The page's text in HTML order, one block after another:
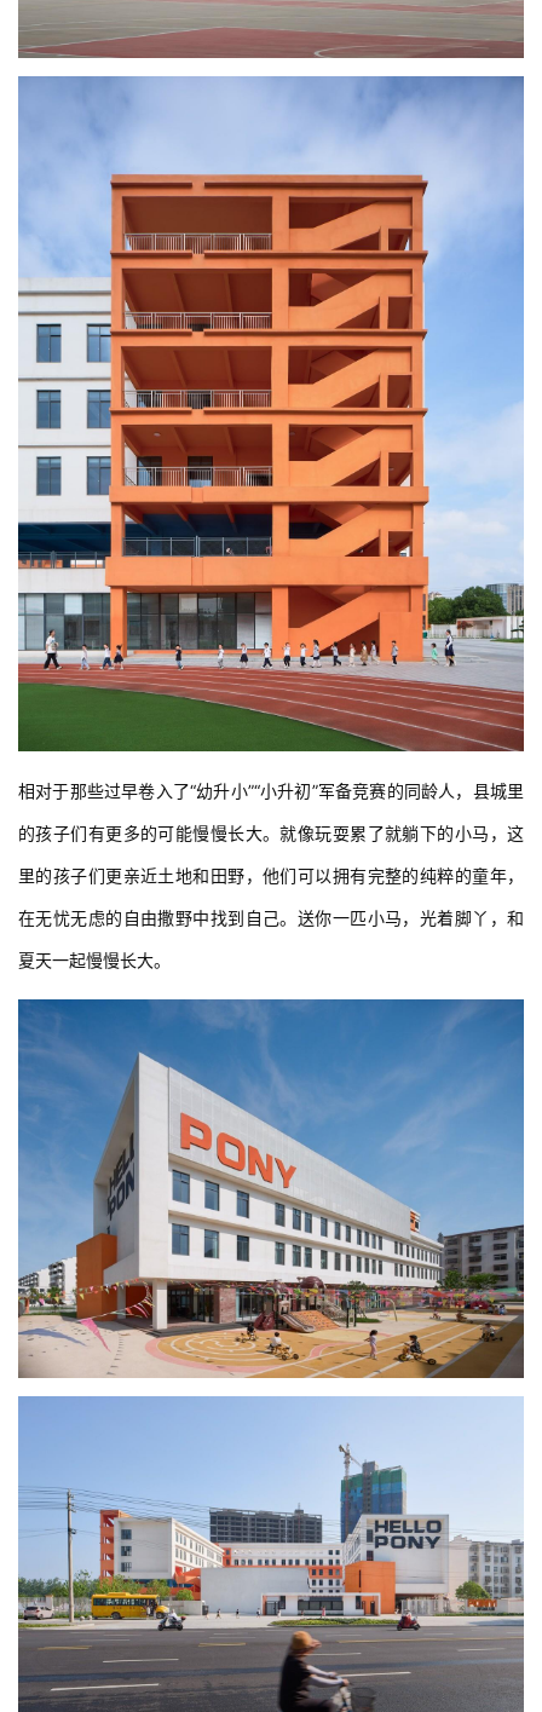
相对于那些过早卷入了“幼升小”“小升初”军备竞赛的同龄人，县城里
的孩子们有更多的可能慢慢长大。就像玩耍累了就躺下的小马，这
里的孩子们更亲近土地和田野，他们可以拥有完整的纯粹的童年，
在无忧无虑的自由撒野中找到自己。送你一匹小马，光着脚丫，和
夏天一起慢慢长大。